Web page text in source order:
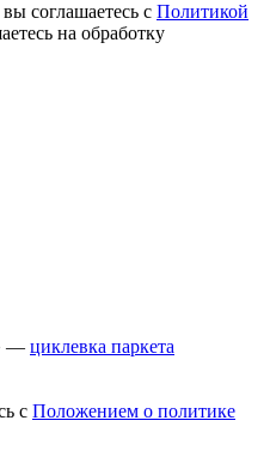
соглашаетесь с Политикой
на обработку
— циклевка паркета
с Положением о политике